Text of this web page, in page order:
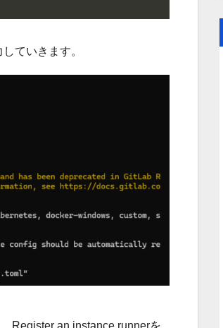
ていきます。